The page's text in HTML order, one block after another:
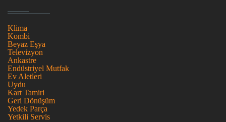
Klima
Kombi
Beyaz Eşya
Televizyon
Ankastre
Endüstriyel Mutfak
Ev Aletleri
Uydu
Kart Tamiri
Geri Dönüşüm
Yedek Parça
Yetkili Servis